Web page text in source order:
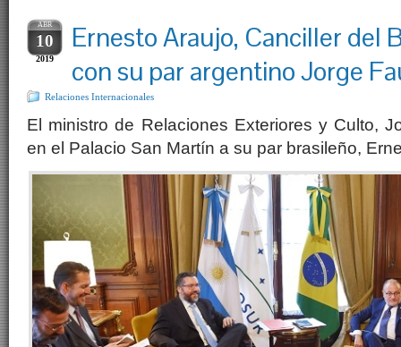
ABR
10
2019
Ernesto Araujo, Canciller del
con su par argentino Jorge
Relaciones Internacionales
El ministro de Relaciones Exteriores y Culto,
en el Palacio San Martín a su par brasileño,